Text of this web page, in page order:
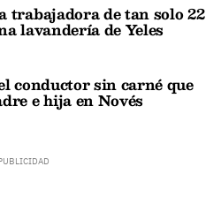
trabajadora de tan solo 22
lavandería de Yeles
conductor sin carné que
e hija en Novés